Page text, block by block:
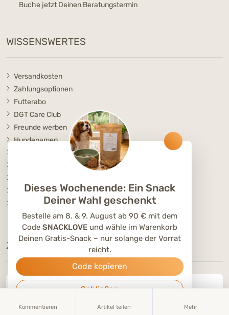
Kommentieren Artikel teilen Mehr
Buche jetzt Deinen Beratungstermin
WISSENSWERTES
Versandkosten
Zahlungsoptionen
Futterabo
DGT Care Club
Freunde werben
Hundenamen
Jobs
DGT ACADEMY
ZUFRIEDENE KUNDEN
4.9 von 5
Dieses Wochenende: Ein Snack
Deiner Wahl geschenkt
Bestelle am 8. & 9. August ab 90 € mit dem
Code SNACKLOVE und wähle im Warenkorb
Deinen Gratis-Snack – nur solange der Vorrat
reicht.
Code kopieren
Schließen